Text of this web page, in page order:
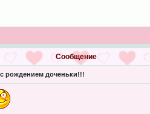
Сообщение
рождением доченьки!!!